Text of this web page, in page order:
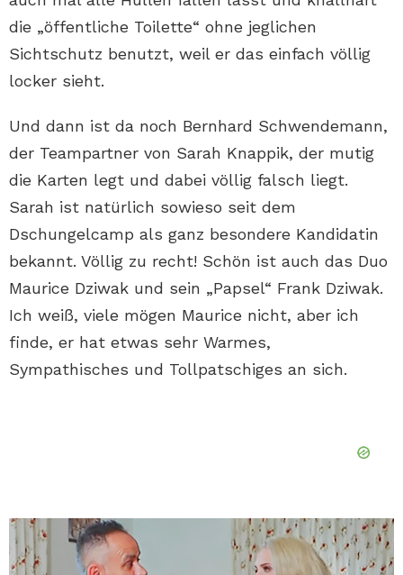
die „öffentliche Toilette“ ohne jeglichen
Sichtschutz benutzt, weil er das einfach völlig
locker sieht.
Und dann ist da noch Bernhard Schwendemann,
der Teampartner von Sarah Knappik, der mutig
die Karten legt und dabei völlig falsch liegt.
Sarah ist natürlich sowieso seit dem
Dschungelcamp als ganz besondere Kandidatin
bekannt. Völlig zu recht! Schön ist auch das Duo
Maurice Dziwak und sein „Papsel“ Frank Dziwak.
Ich weiß, viele mögen Maurice nicht, aber ich
finde, er hat etwas sehr Warmes,
Sympathisches und Tollpatschiges an sich.